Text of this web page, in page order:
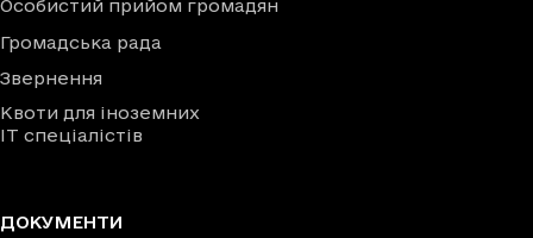
Особистий прийом громадян
Громадська рада
Звернення
Квоти для іноземних
IT спеціалістів
ДОКУМЕНТИ